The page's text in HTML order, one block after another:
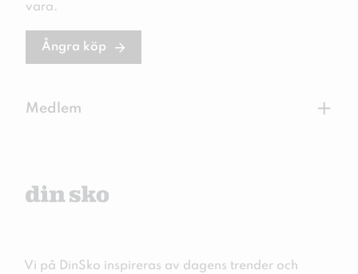
vara.
Ångra köp
Medlem +
Vi på DinSko inspireras av dagens trender och